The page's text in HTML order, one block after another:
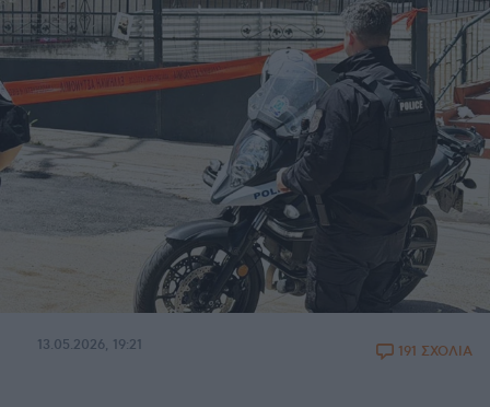
13.05.2026, 19:21 191 ΣΧΟΛΙΑ